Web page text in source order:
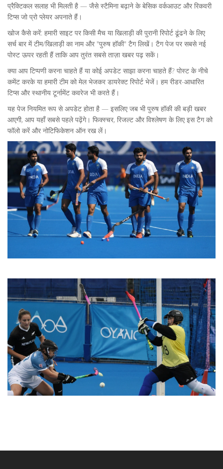
प्रैक्टिकल सलाह भी मिलती है — जैसे स्टैमिना बढ़ाने के बेसिक वर्कआउट और रिकवरी
टिप्स जो प्रो प्लेयर अपनाते हैं।
खोज कैसे करें: हमारी साइट पर किसी मैच या खिलाड़ी की पुरानी रिपोर्ट ढूंढने के लिए
सर्च बार में टीम/खिलाड़ी का नाम और "पुरुष हॉकी" टैग लिखें। टैग पेज पर सबसे नई
पोस्ट ऊपर रहती हैं ताकि आप तुरंत सबसे ताज़ा खबर पढ़ सकें।
क्या आप टिप्पणी करना चाहते हैं या कोई अपडेट साझा करना चाहते हैं? पोस्ट के नीचे
कमेंट करके या हमारी टीम को मेल भेजकर डायरेक्ट रिपोर्ट भेजें। हम रीडर-आधारित
टिप्स और स्थानीय टूर्नामेंट कवरेज भी करते हैं।
यह पेज नियमित रूप से अपडेट होता है — इसलिए जब भी पुरुष हॉकी की बड़ी खबर
आएगी, आप यहाँ सबसे पहले पढ़ेंगे। फिक्स्चर, रिजल्ट और विश्लेषण के लिए इस टैग को
फॉलो करें और नोटिफिकेशन ऑन रख लें।